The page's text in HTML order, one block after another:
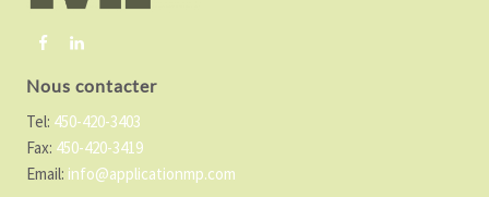
Nous contacter
Tel: 450-420-3403
Fax: 450-420-3419
Email: info@applicationmp.com